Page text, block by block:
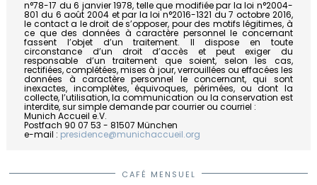
n°78-17 du 6 janvier 1978, telle que modifiée par la loi n°2004-
801 du 6 août 2004 et par la loi n°2016-1321 du 7 octobre 2016,
le contact a le droit de s’opposer, pour des motifs légitimes, à
ce que des données à caractère personnel le concernant
fassent l’objet d’un traitement. Il dispose en toute
circonstance d’un droit d’accès et peut exiger du
responsable d’un traitement que soient, selon les cas,
rectifiées, complétées, mises à jour, verrouillées ou effacées les
données à caractère personnel le concernant, qui sont
inexactes, incomplètes, équivoques, périmées, ou dont la
collecte, l’utilisation, la communication ou la conservation est
interdite, sur simple demande par courrier ou courriel :
Munich Accueil e.V.
Postfach 90 07 53 - 81507 München
e-mail : presidence@munichaccueil.org
CAFÉ MENSUEL